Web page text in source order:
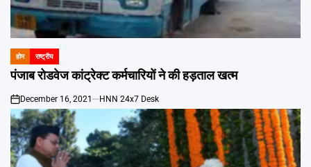
POSTED
IN
होम राष्ट्रीय
पंजाब रोडवेज कांट्रेक्ट कर्मचारियों ने की हड़ताल खत्म
on
December 16, 2021 HNN 24x7 Desk